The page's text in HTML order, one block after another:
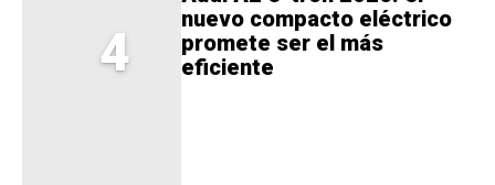
4
nuevo compacto eléctrico
promete ser el más
eficiente